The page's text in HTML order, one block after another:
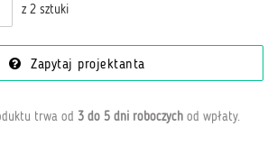
z 2 sztuki
Zapytaj projektanta
trwa od3 do 5 dni roboczych od wpłaty.